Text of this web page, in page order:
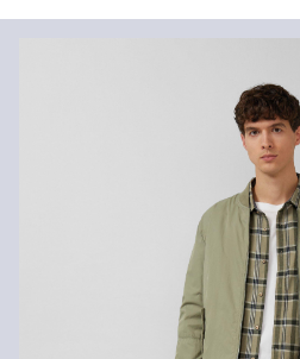
Podšívka: tkanina
Nečistiť chlórovým bielidlom
Nevhodné do sušičky bielizne
Nežehliť pri vysokej teplote
Nečistiť chemicky
Normálny prací program 30°
Vaša objednávka bude odoslaná do
štandardné doručenie sú 4,95 €
Svoj tovar nám môžete bezplatne